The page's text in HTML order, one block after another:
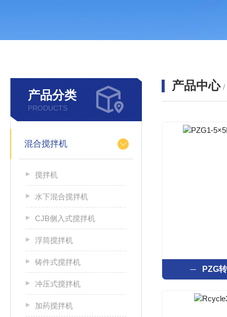
产品分类
PRODUCTS
混合搅拌机
搅拌机
水下混合搅拌机
CJB侧入式搅拌机
浮筒搅拌机
铸件式搅拌机
冲压式搅拌机
加药搅拌机
产品中心 /
PZG